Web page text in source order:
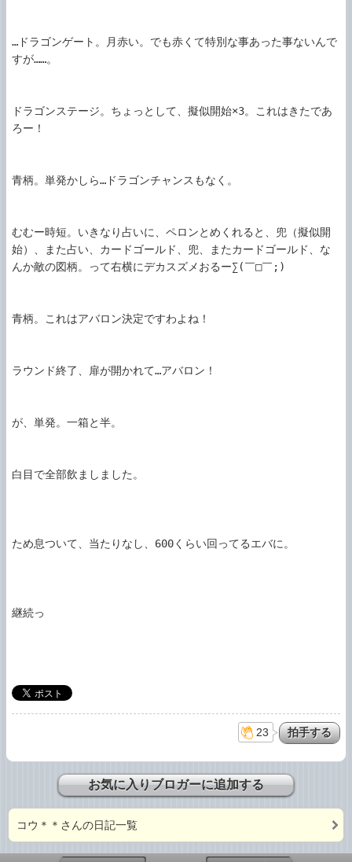
…ドラゴンゲート。月赤い。でも赤くて特別な事あった事ないんで
すが……。
ドラゴンステージ。ちょっとして、擬似開始×3。これはきたであ
ろー！
青柄。単発かしら…ドラゴンチャンスもなく。
むむー時短。いきなり占いに、ペロンとめくれると、兜（擬似開
始）、また占い、カードゴールド、兜、またカードゴールド、な
んか敵の図柄。って右横にデカスズメおるー∑(￣□￣;)
青柄。これはアバロン決定ですわよね！
ラウンド終了、扉が開かれて…アバロン！
が、単発。一箱と半。
白目で全部飲ましました。
ため息ついて、当たりなし、600くらい回ってるエバに。
継続っ
23
お気に入りブロガーに追加する
コウ＊＊さんの日記一覧